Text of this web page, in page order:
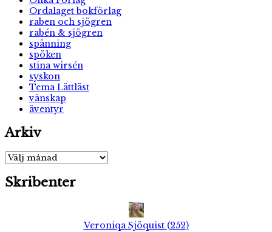
Ordalaget bokförlag
raben och sjögren
rabén & sjögren
spänning
spöken
stina wirsén
syskon
Tema Lättläst
vänskap
äventyr
Arkiv
Arkiv
Skribenter
Veroniqa Sjöquist (252)